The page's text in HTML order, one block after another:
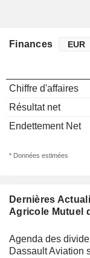
Dernières
Agricole Mutuel
Agenda des
Dassault Aviation
Finances
Chiffre d'affaires
Résultat net
Endettement Net
* Données estimées